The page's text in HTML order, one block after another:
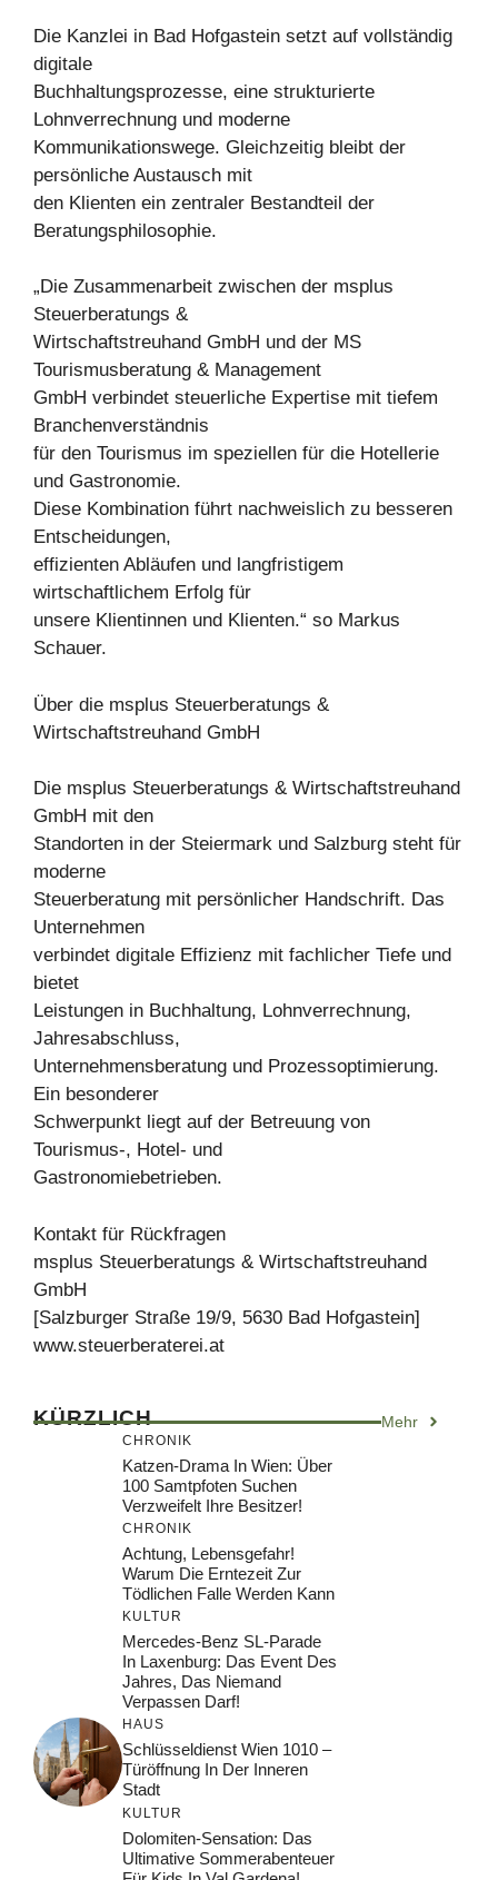
Die Kanzlei in Bad Hofgastein setzt auf vollständig
digitale
Buchhaltungsprozesse, eine strukturierte
Lohnverrechnung und moderne
Kommunikationswege. Gleichzeitig bleibt der
persönliche Austausch mit
den Klienten ein zentraler Bestandteil der
Beratungsphilosophie.
„Die Zusammenarbeit zwischen der msplus
Steuerberatungs &
Wirtschaftstreuhand GmbH und der MS
Tourismusberatung & Management
GmbH verbindet steuerliche Expertise mit tiefem
Branchenverständnis
für den Tourismus im speziellen für die Hotellerie
und Gastronomie.
Diese Kombination führt nachweislich zu besseren
Entscheidungen,
effizienten Abläufen und langfristigem
wirtschaftlichem Erfolg für
unsere Klientinnen und Klienten.“ so Markus
Schauer.
Über die msplus Steuerberatungs &
Wirtschaftstreuhand GmbH
Die msplus Steuerberatungs & Wirtschaftstreuhand
GmbH mit den
Standorten in der Steiermark und Salzburg steht für
moderne
Steuerberatung mit persönlicher Handschrift. Das
Unternehmen
verbindet digitale Effizienz mit fachlicher Tiefe und
bietet
Leistungen in Buchhaltung, Lohnverrechnung,
Jahresabschluss,
Unternehmensberatung und Prozessoptimierung.
Ein besonderer
Schwerpunkt liegt auf der Betreuung von
Tourismus-, Hotel- und
Gastronomiebetrieben.
Kontakt für Rückfragen
msplus Steuerberatungs & Wirtschaftstreuhand
GmbH
[Salzburger Straße 19/9, 5630 Bad Hofgastein]
www.steuerberaterei.at
KÜRZLICH Mehr
CHRONIK
Katzen-Drama In Wien: Über
100 Samtpfoten Suchen
Verzweifelt Ihre Besitzer!
CHRONIK
Achtung, Lebensgefahr!
Warum Die Erntezeit Zur
Tödlichen Falle Werden Kann
KULTUR
Mercedes-Benz SL-Parade
In Laxenburg: Das Event Des
Jahres, Das Niemand
Verpassen Darf!
HAUS
Schlüsseldienst Wien 1010 –
Türöffnung In Der Inneren
Stadt
KULTUR
Dolomiten-Sensation: Das
Ultimative Sommerabenteuer